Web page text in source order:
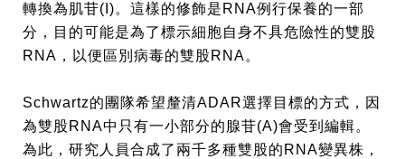
轉換為肌苷(I)。這樣的修飾是 RNA例行保養的一部
分，目的可能是為了標示細胞自身不具危險性的雙股
RNA ，以便區別病毒的雙股 RNA。
Schwartz的團隊希望釐清ADAR選擇目標的方式，因
為雙股 RNA中只有一小部分的腺苷(A)會受到編輯。
為此，研究人員合成了兩千多種雙股的 RNA變異株，